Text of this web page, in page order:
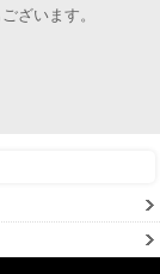
ざいます。